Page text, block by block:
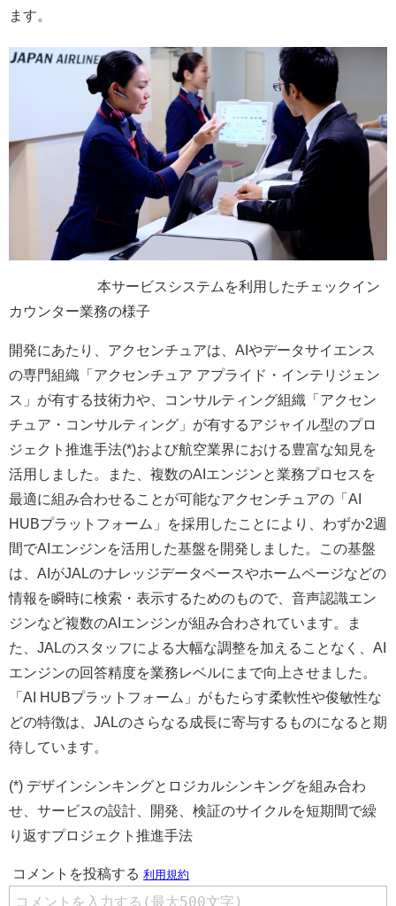
ます。
本サービスシステムを利用したチェックイン
カウンター業務の様子
開発にあたり、アクセンチュアは、AIやデータサイエンス
の専門組織「アクセンチュア アプライド・インテリジェン
ス」が有する技術力や、コンサルティング組織「アクセン
チュア・コンサルティング」が有するアジャイル型のプロ
ジェクト推進手法(*)および航空業界における豊富な知見を
活用しました。また、複数のAIエンジンと業務プロセスを
最適に組み合わせることが可能なアクセンチュアの「AI
HUBプラットフォーム」を採用したことにより、わずか2週
間でAIエンジンを活用した基盤を開発しました。この基盤
は、AIがJALのナレッジデータベースやホームページなどの
情報を瞬時に検索・表示するためのもので、音声認識エン
ジンなど複数のAIエンジンが組み合わされています。ま
た、JALのスタッフによる大幅な調整を加えることなく、AI
エンジンの回答精度を業務レベルにまで向上させました。
「AI HUBプラットフォーム」がもたらす柔軟性や俊敏性な
どの特徴は、JALのさらなる成長に寄与するものになると期
待しています。
(*) デザインシンキングとロジカルシンキングを組み合わ
せ、サービスの設計、開発、検証のサイクルを短期間で繰
り返すプロジェクト推進手法